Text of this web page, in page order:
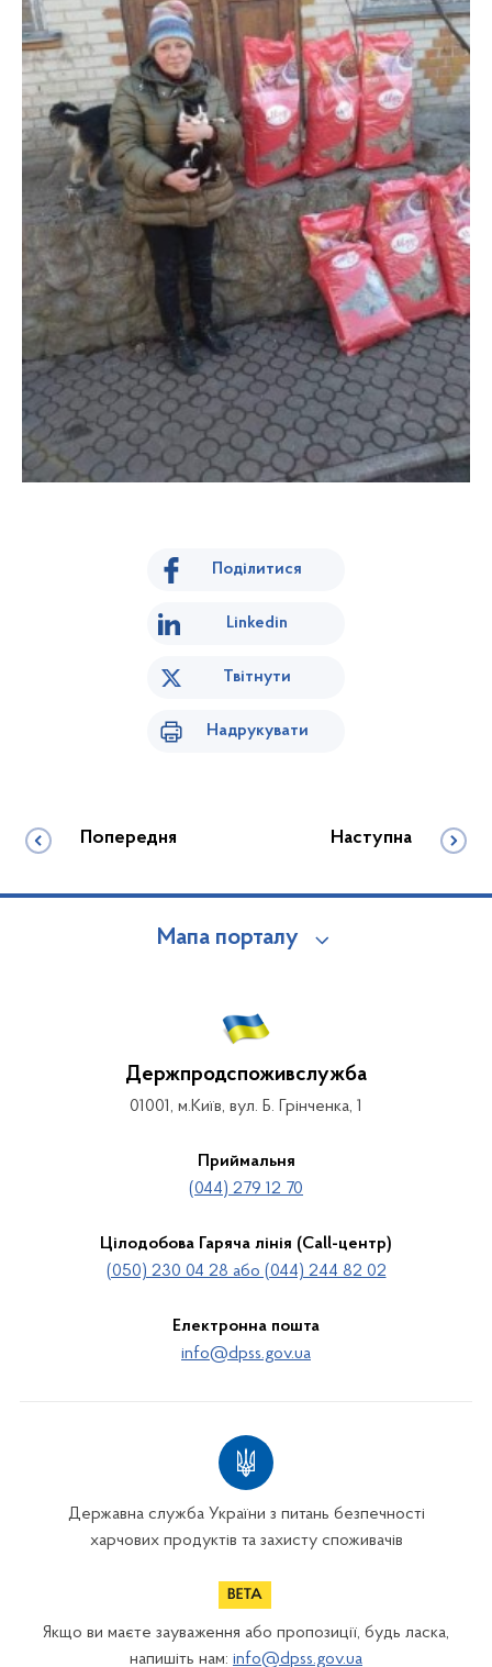
Поділитися
Linkedin
Твітнути
Надрукувати
Попередня Наступна
Мапа порталу
Держпродспоживслужба
01001, м.Київ, вул. Б. Грінченка, 1
Приймальня
(044) 279 12 70
Цілодобова Гаряча лінія (Call-центр)
(050) 230 04 28 або (044) 244 82 02
Електронна пошта
info@dpss.gov.ua
Державна служба України з питань безпечності
харчових продуктів та захисту споживачів
Якщо ви маєте зауваження або пропозиції, будь ласка,
напишіть нам: info@dpss.gov.ua